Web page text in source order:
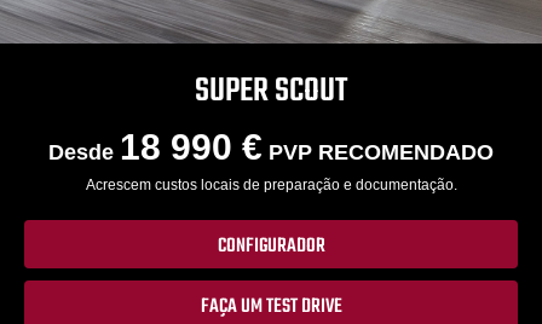
SUPER SCOUT
Desde 18 990 € PVP RECOMENDADO
Acrescem custos locais de preparação e documentação.
CONFIGURADOR
FAÇA UM TEST DRIVE